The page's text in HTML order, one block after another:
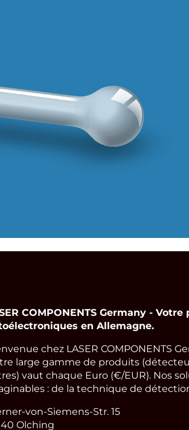
COMPONENTS Germany -
en Allemagne.
chez LASER COMPONENTS
large gamme de produits
vaut chaque Euro (€/EUR). Nos
: de la technique de
von-Siemens-Str. 15
Olching